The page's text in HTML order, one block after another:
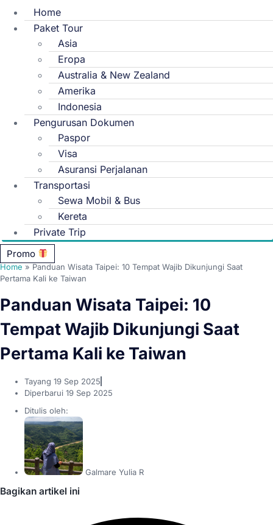
Home
Paket Tour
Asia
Eropa
Australia & New Zealand
Amerika
Indonesia
Pengurusan Dokumen
Paspor
Visa
Asuransi Perjalanan
Transportasi
Sewa Mobil & Bus
Kereta
Private Trip
Promo
Home»Panduan Wisata Taipei: 10 Tempat Wajib Dikunjungi Saat
Pertama Kali ke Taiwan
Panduan Wisata Taipei: 10
Tempat Wajib Dikunjungi Saat
Pertama Kali ke Taiwan
Tayang 19 Sep 2025
Diperbarui 19 Sep 2025
Ditulis oleh:
Galmare Yulia R
Bagikan artikel ini